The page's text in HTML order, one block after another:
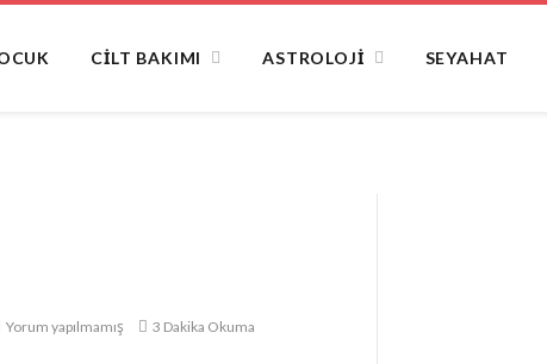
CILT BAKIMI ASTROLOJI SEYAHAT
Yorum yapılmamış 3 Dakika Okuma